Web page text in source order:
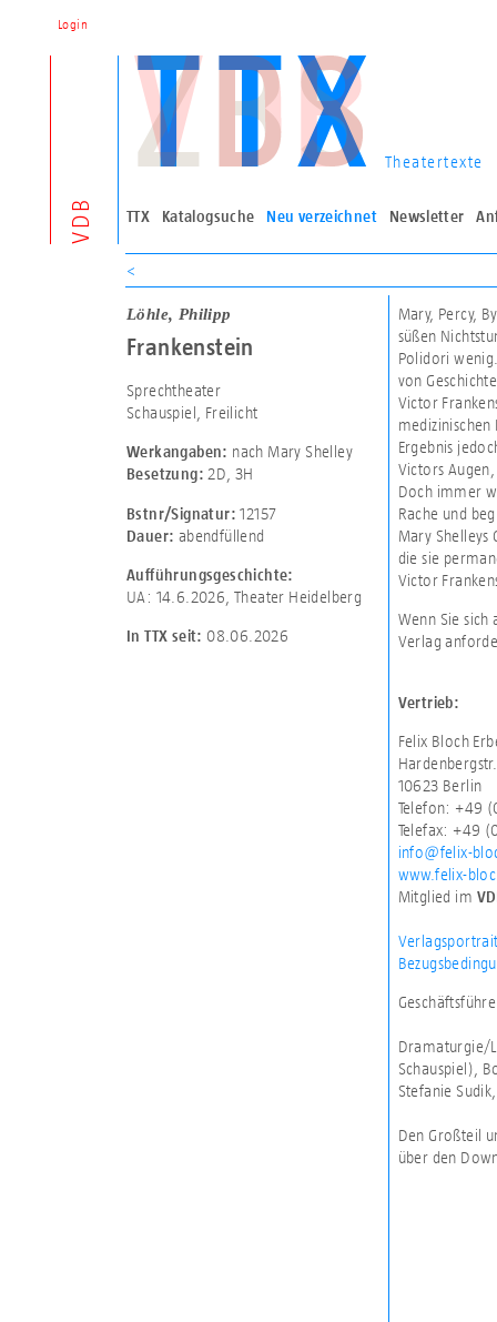
VDB
Theatertexte
TTX Katalogsuche Neu verzeichnet Newsletter
Login
<
Löhle, Philipp
Frankenstein
Sprechtheater
Schauspiel, Freilicht
Werkangaben: nach Mary Shelley
Besetzung: 2D 3H
Bstnr/Signatur: 12157
Dauer: abendfüllend
Aufführungsgeschichte:
UA: 14.6.2026, Theater Heidelberg
In TTX seit: 08.06.2026
Mary, Percy,
süßen
Polidori
von
Victor
Ergebnis
Victors
Doch immer
Rache und
Mary Shelleys
die sie
Victor
Wenn Sie sich
Verlag
Vertrieb:
Felix Bloch
10623 Berlin
Telefon: +49
Telefax: +49
info@felix-
www.felix-
Mitglied im
Dramaturgie/
Schauspiel),
Stefanie
Den Großteil
über den